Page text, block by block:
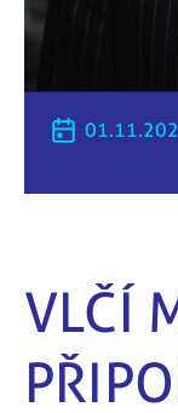
VLČÍ